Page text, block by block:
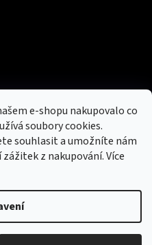
e-shopu nakupovalo co
soubory cookies.
souhlasit a umožníte nám
z nakupování.Více
Shoptet
vyhrazena.